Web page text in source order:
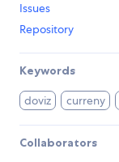
Issues
Repository
Keywords
doviz curreny
Collaborators